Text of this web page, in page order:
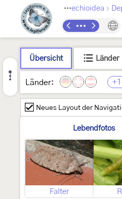
Lepidoptera Gelechioidea ›
Übersicht Länder
Länder:
Neues Layout der
Lebendfotos
Falter